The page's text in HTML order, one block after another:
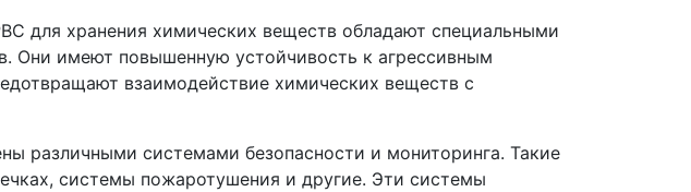
для хранения химических веществ обладают специальными
Они имеют повышенную устойчивость к агрессивным
взаимодействие химических веществ с
различными системами безопасности и мониторинга. Такие
системы пожаротушения и другие. Эти системы